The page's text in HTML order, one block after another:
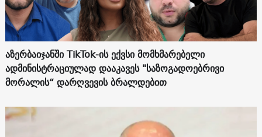
აზერბაიჯანში TikTok-ის ექვსი მომხმარებელი
ადმინისტრაციულად დააკავეს "საზოგადოებრივი
მორალის“ დარღვევის ბრალდებით